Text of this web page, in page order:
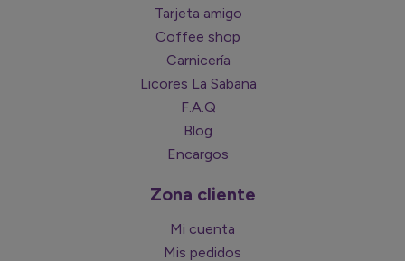
Tarjeta amigo
Coffee shop
Carnicería
Licores La Sabana
F.A.Q
Blog
Encargos
Zona cliente
Mi cuenta
Mis pedidos